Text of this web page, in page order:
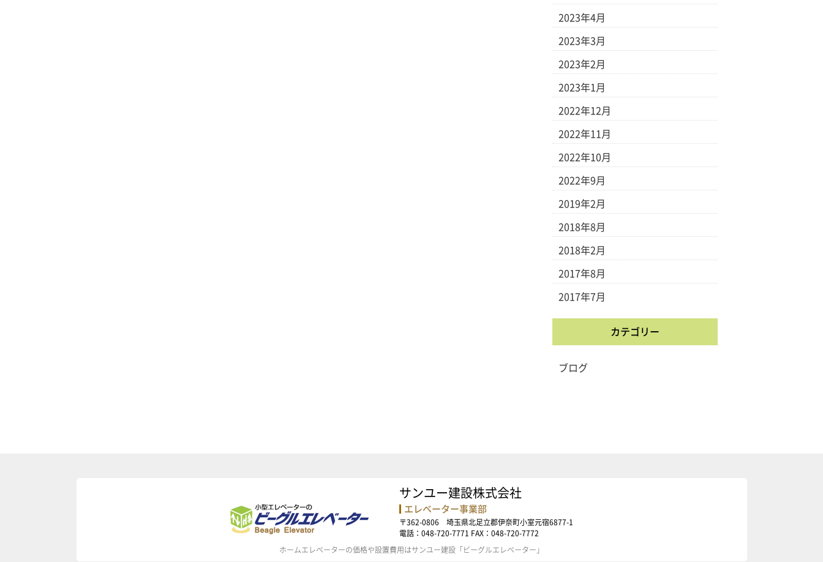
2023年4月
2023年3月
2023年2月
2023年1月
2022年12月
2022年11月
2022年10月
2022年9月
2019年2月
2018年8月
2018年2月
2017年8月
2017年7月
カテゴリー
ブログ
サンユー建設株式会社
エレベーター事業部
〒362-0806 埼玉県北足立郡伊奈町小室元宿6877-1
電話：048-720-7771 FAX：048-720-7772
ホームエレベーターの価格や設置費用はサンユー建設「ビーグルエレベーター」